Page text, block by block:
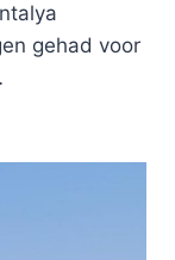
gehad voor